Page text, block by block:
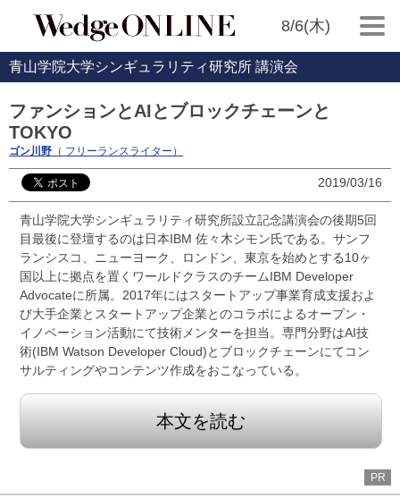
8/6(木)
青山学院大学シンギュラリティ研究所 講演会
ファンションとAIとブロックチェーンと
TOKYO
ゴン川野 （ フリーランスライター）
2019/03/16
青山学院大学シンギュラリティ研究所設立記念講演会の後期5回
目最後に登壇するのは日本IBM 佐々木シモン氏である。サンフ
ランシスコ、ニューヨーク、ロンドン、東京を始めとする10ヶ
国以上に拠点を置くワールドクラスのチームIBM Developer
Advocateに所属。2017年にはスタートアップ事業育成支援およ
び大手企業とスタートアップ企業とのコラボによるオープン・
イノベーション活動にて技術メンターを担当。専門分野はAI技
術(IBM Watson Developer Cloud)とブロックチェーンにてコン
サルティングやコンテンツ作成をおこなっている。
本文を読む
PR